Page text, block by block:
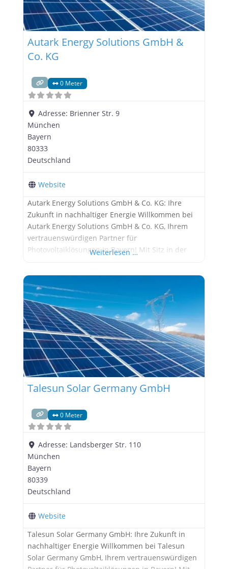
Autark Energy Solutions GmbH &
Co. KG
0 Meter
Adresse: Brienner Str. 9
München
Bayern
80333
Deutschland
Website
Autark Energy Solutions GmbH & Co. KG: Ihre
Zukunft in nachhaltiger Energie Willkommen bei
Autark Energy Solutions GmbH & Co. KG, Ihrem
vertrauenswürdigen Partner für
Photovoltaiklösungen in Bayern! Mit Sitz in der
revolutionieren und Ihnen dabei zu helfen, Ihre
Energiekosten zu senken und gleichzeitig die
Umwelt
Weiterlesen …
Talesun Solar Germany GmbH
0 Meter
Adresse: Landsberger Str. 110
München
Bayern
80339
Deutschland
Website
Talesun Solar Germany GmbH: Ihre Zukunft in
nachhaltiger Energie Willkommen bei Talesun
Solar Germany GmbH, Ihrem vertrauenswürdigen